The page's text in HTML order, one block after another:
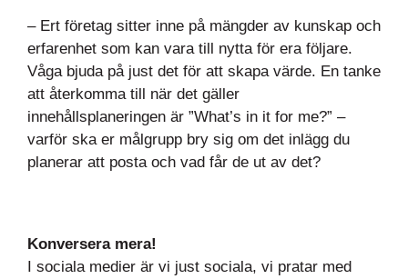
– Ert företag sitter inne på mängder av kunskap och
erfarenhet som kan vara till nytta för era följare.
Våga bjuda på just det för att skapa värde. En tanke
att återkomma till när det gäller
innehållsplaneringen är ”What’s in it for me?” –
varför ska er målgrupp bry sig om det inlägg du
planerar att posta och vad får de ut av det?
Konversera mera!
I sociala medier är vi just sociala, vi pratar med